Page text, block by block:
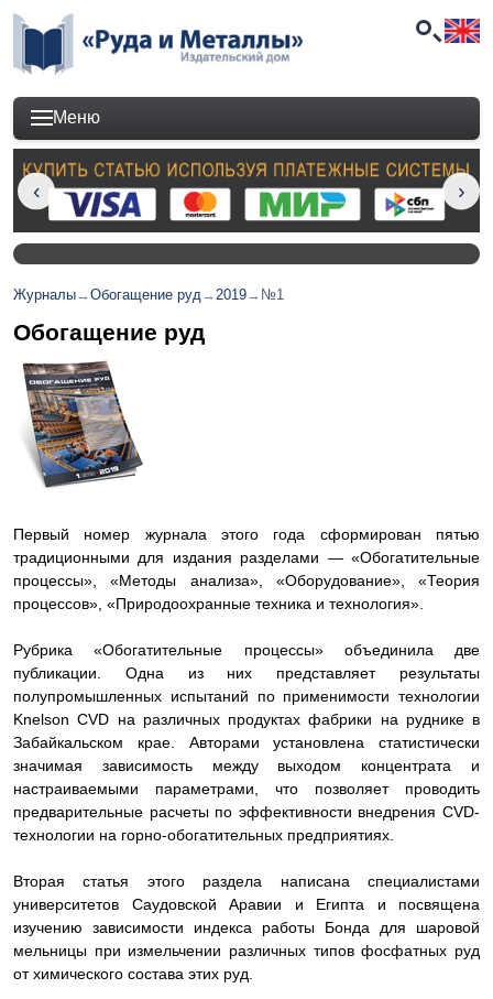
Меню
Журналы→Обогащение руд→2019→ №1
Обогащение руд
Первый номер журнала этого года сформирован пятью
традиционными для издания разделами — «Обогатительные
процессы», «Методы анализа», «Оборудование», «Теория
процессов», «Природоохранные техника и технология».
Рубрика «Обогатительные процессы» объединила две
публикации. Одна из них представляет результаты
полупромышленных испытаний по применимости технологии
Knelson CVD на различных продуктах фабрики на руднике в
Забайкальском крае. Авторами установлена статистически
значимая зависимость между выходом концентрата и
настраиваемыми параметрами, что позволяет проводить
предварительные расчеты по эффективности внедрения CVD-
технологии на горно-обогатительных предприятиях.
Вторая статья этого раздела написана специалистами
университетов Саудовской Аравии и Египта и посвящена
изучению зависимости индекса работы Бонда для шаровой
мельницы при измельчении различных типов фосфатных руд
от химического состава этих руд.